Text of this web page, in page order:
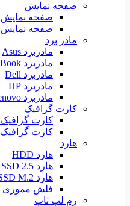
صفحه نمایش
صفحه نمایش 14 اینچ
صفحه نمایش 15 اینج
مادر برد
مادربرد Asus
مادربرد MacBook
مادربرد Dell
مادربرد HP
مادربرد Lenovo
کارت گرافیک
کارت گرافیک Nvidia
کارت گرافیک AMD
هارد
هارد HDD
هارد SSD 2.5
هارد SSD M.2
فلش مموری
رم لپ تاپ